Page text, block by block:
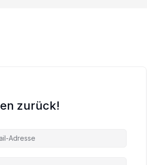
zurück!